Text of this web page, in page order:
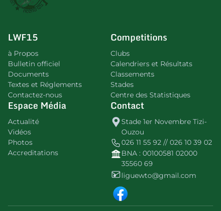
LWF15
à Propos
Bulletin officiel
Documents
Textes et Réglements
Contactez-nous
Competitions
Clubs
Calendriers et Résultats
Classements
Stades
Centre des Statistiques
Espace Média
Actualité
Vidéos
Photos
Accreditations
Contact
Stade 1er Novembre Tizi-
Ouzou
026 11 55 92 // 026 10 39 02
BNA : 00100581 02000
35560 69
liguewto@gmail.com